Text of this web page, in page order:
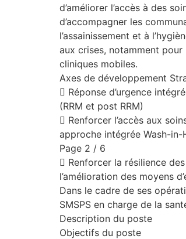
d’améliorer l’accès à des
d’accompagner les
l’assainissement et à
aux crises, notamment
cliniques mobiles.
Axes de développement
 Réponse d’urgence
(RRM et post RRM)
 Renforcer l’accès aux
approche intégrée Wash-in-
Page 2 / 6
 Renforcer la résilience
l’amélioration des moyens
Dans le cadre de ses
SMSPS en charge de la
Description du poste
Objectifs du poste